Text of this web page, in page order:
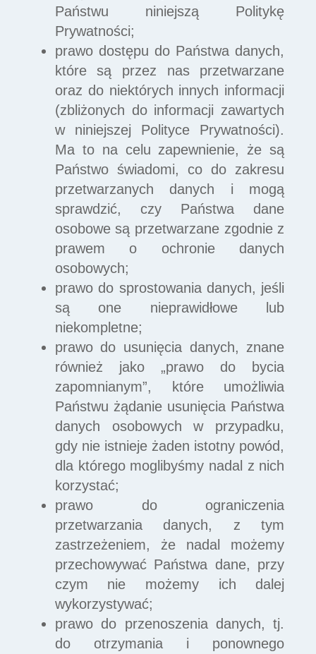
Państwu niniejszą Politykę
Prywatności;
prawo dostępu do Państwa danych,
które są przez nas przetwarzane
oraz do niektórych innych informacji
(zbliżonych do informacji zawartych
w niniejszej Polityce Prywatności).
Ma to na celu zapewnienie, że są
Państwo świadomi, co do zakresu
przetwarzanych danych i mogą
sprawdzić, czy Państwa dane
osobowe są przetwarzane zgodnie z
prawem o ochronie danych
osobowych;
prawo do sprostowania danych, jeśli
są one nieprawidłowe lub
niekompletne;
prawo do usunięcia danych, znane
również jako „prawo do bycia
zapomnianym”, które umożliwia
Państwu żądanie usunięcia Państwa
danych osobowych w przypadku,
gdy nie istnieje żaden istotny powód,
dla którego moglibyśmy nadal z nich
korzystać;
prawo do ograniczenia
przetwarzania danych, z tym
zastrzeżeniem, że nadal możemy
przechowywać Państwa dane, przy
czym nie możemy ich dalej
wykorzystywać;
prawo do przenoszenia danych, tj.
do otrzymania i ponownego